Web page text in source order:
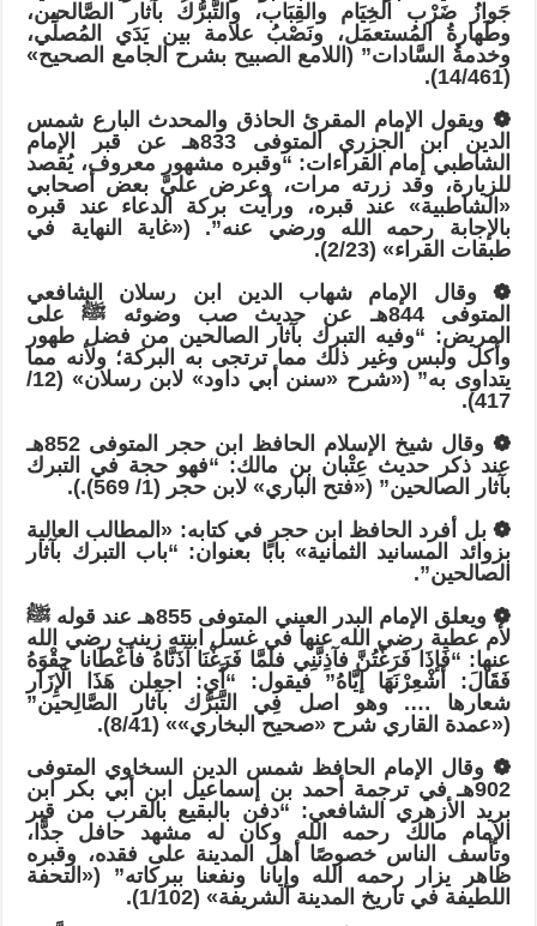
جَوازُ ضَرْب الخِيَام والقِبَاب، والتَّبرُّكُ بآثار الصَّالحين،
وطَهارةُ المُستعمَل، ونَصْبُ علامة بين يَدَي المُصلِّي،
وخدمةُ السَّادات” (اللامع الصبيح بشرح الجامع الصحيح»
(14/461).
❁ ويقول الإمام المقرئ الحاذق والمحدث البارع شمس
الدين ابن الجزري المتوفى 833هـ عن قبر الإمام
الشاطبي إمام القراءات: “وقبره مشهور معروف، يُقصد
للزيارة، وقد زرته مرات، وعرض عليَّ بعض أصحابي
«الشاطبية» عند قبره، ورأيت بركة الدعاء عند قبره
بالإجابة رحمه الله ورضي عنه”. («غاية النهاية في
طبقات القراء» (2/23).
❁ وقال الإمام شهاب الدين ابن رسلان الشافعي
المتوفى 844هـ عن حديث صب وضوئه ﷺ على
المريض: “وفيه التبرك بآثار الصالحين من فضل طهور
وأكل ولبس وغير ذلك مما ترتجى به البركة؛ ولأنه مما
يتداوى به” («شرح «سنن أبي داود» لابن رسلان» (12/
417).
❁ وقال شيخ الإسلام الحافظ ابن حجر المتوفى 852هـ
عند ذكر حديث عِتْبان بن مالك: “فهو حجة في التبرك
بآثار الصالحين” («فتح الباري» لابن حجر (1/ 569).).
❁ بل أفرد الحافظ ابن حجر في كتابه: «المطالب العالية
بزوائد المسانيد الثمانية» بابًا بعنوان: “باب التبرك بآثار
الصالحين”.
❁ ويعلق الإمام البدر العيني المتوفى 855هـ عند قوله ﷺ
لأم عطية رضي الله عنها في غسل ابنته زينب رضي الله
عنها: “فَإذَا فَرَغْتُنَّ فآذِنَّنِي فلَمَّا فَرَغْنَا آذَنَّاهُ فأعْطَانا حِقْوَهُ
فَقَالَ: أشْعِرْنَهَا إيَّاهُ” فيقول: “أَي: اجعلن هَذَا الْإِزَار
شعارها …. وهو اصل فِي التَّبَرُّك بآثار الصَّالِحين”
(«عمدة القاري شرح «صحيح البخاري»» (8/41).
❁ وقال الإمام الحافظ شمس الدين السخاوي المتوفى
902هـ في ترجمة أحمد بن إسماعيل ابن أبي بكر ابن
بريد الأزهري الشافعي: “دفن بالبقيع بالقرب من قبر
الإمام مالك رحمه الله وكان له مشهد حافل جدًّا،
وتأسف الناس خصوصًا أهل المدينة على فقده، وقبره
ظاهر يزار رحمه الله وإيانا ونفعنا ببركاته” («التحفة
اللطيفة في تاريخ المدينة الشريفة» (1/102).